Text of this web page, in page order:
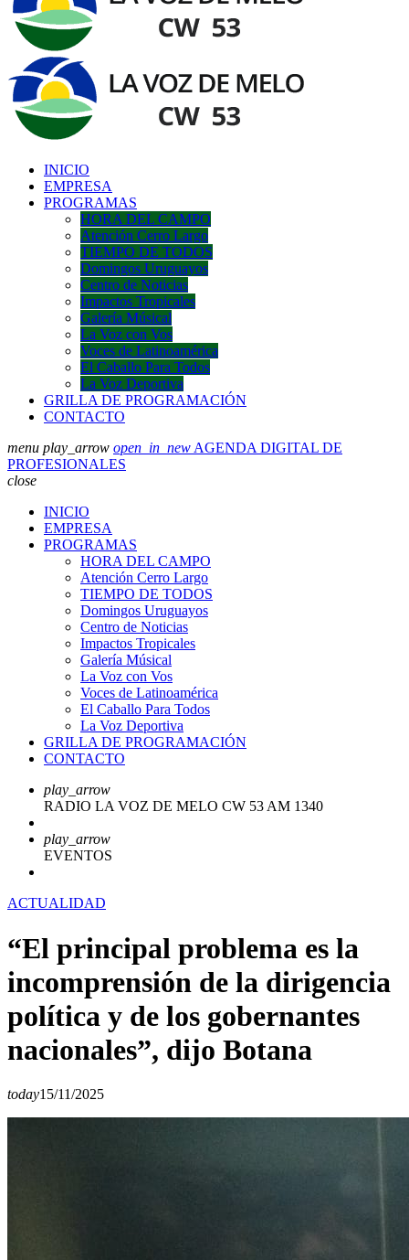
INICIO
EMPRESA
PROGRAMAS
HORA DEL CAMPO
Atención Cerro Largo
TIEMPO DE TODOS
Domingos Uruguayos
Centro de Noticias
Impactos Tropicales
Galería Músical
La Voz con Vos
Voces de Latinoamérica
El Caballo Para Todos
La Voz Deportiva
GRILLA DE PROGRAMACIÓN
CONTACTO
menu play_arrow open_in_new AGENDA DIGITAL DE
PROFESIONALES
close
INICIO
EMPRESA
PROGRAMAS
HORA DEL CAMPO
Atención Cerro Largo
TIEMPO DE TODOS
Domingos Uruguayos
Centro de Noticias
Impactos Tropicales
Galería Músical
La Voz con Vos
Voces de Latinoamérica
El Caballo Para Todos
La Voz Deportiva
GRILLA DE PROGRAMACIÓN
CONTACTO
play_arrow
RADIO LA VOZ DE MELO CW 53 AM 1340
play_arrow
EVENTOS
ACTUALIDAD
“El principal problema es la
incomprensión de la dirigencia
política y de los gobernantes
nacionales”, dijo Botana
today15/11/2025